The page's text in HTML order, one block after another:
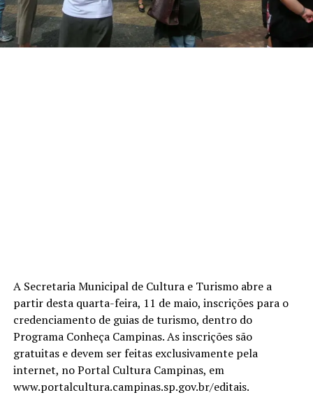
A Secretaria Municipal de Cultura e Turismo abre a
partir desta quarta-feira, 11 de maio, inscrições para o
credenciamento de guias de turismo, dentro do
Programa Conheça Campinas. As inscrições são
gratuitas e devem ser feitas exclusivamente pela
internet, no Portal Cultura Campinas, em
www.portalcultura.campinas.sp.gov.br/editais.